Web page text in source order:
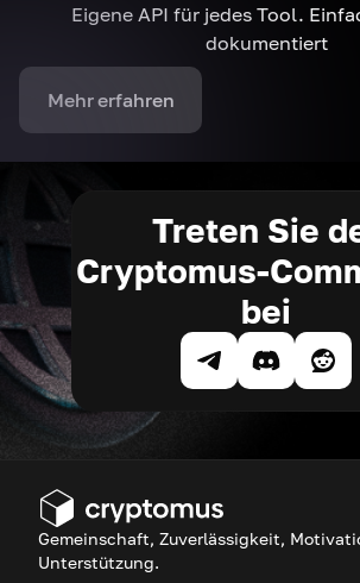
Eigene API für jedes Tool.
dokumentiert
Mehr erfahren
Treten Sie
Cryptomus-
bei
Gemeinschaft, Zuverlässigkeit,
Unterstützung.